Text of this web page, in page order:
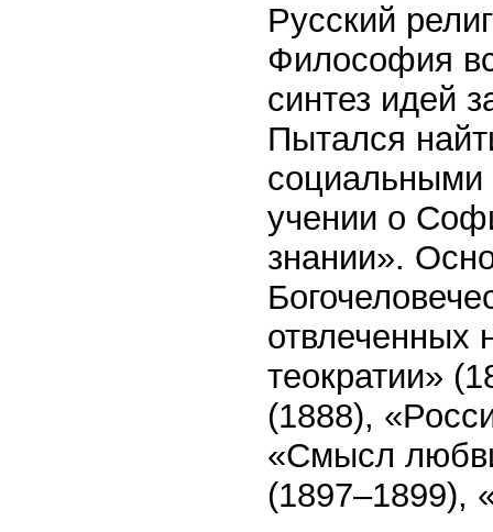
Русский
Философия
синтез идей
Пытался
социальными
учении о
знании».
отвлеченных
теократии»
(1888),
«Смысл
(1897–1899),